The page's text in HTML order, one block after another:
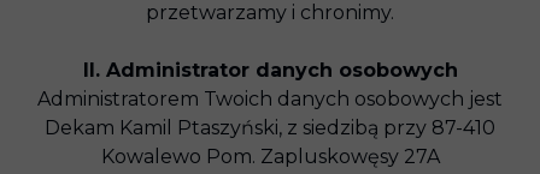
przetwarzamy i chronimy.
II. Administrator danych osobowych
Administratorem Twoich danych osobowych jest
Dekam Kamil Ptaszyński, z siedzibą przy 87-410
Kowalewo Pom. Zapluskowęsy 27A